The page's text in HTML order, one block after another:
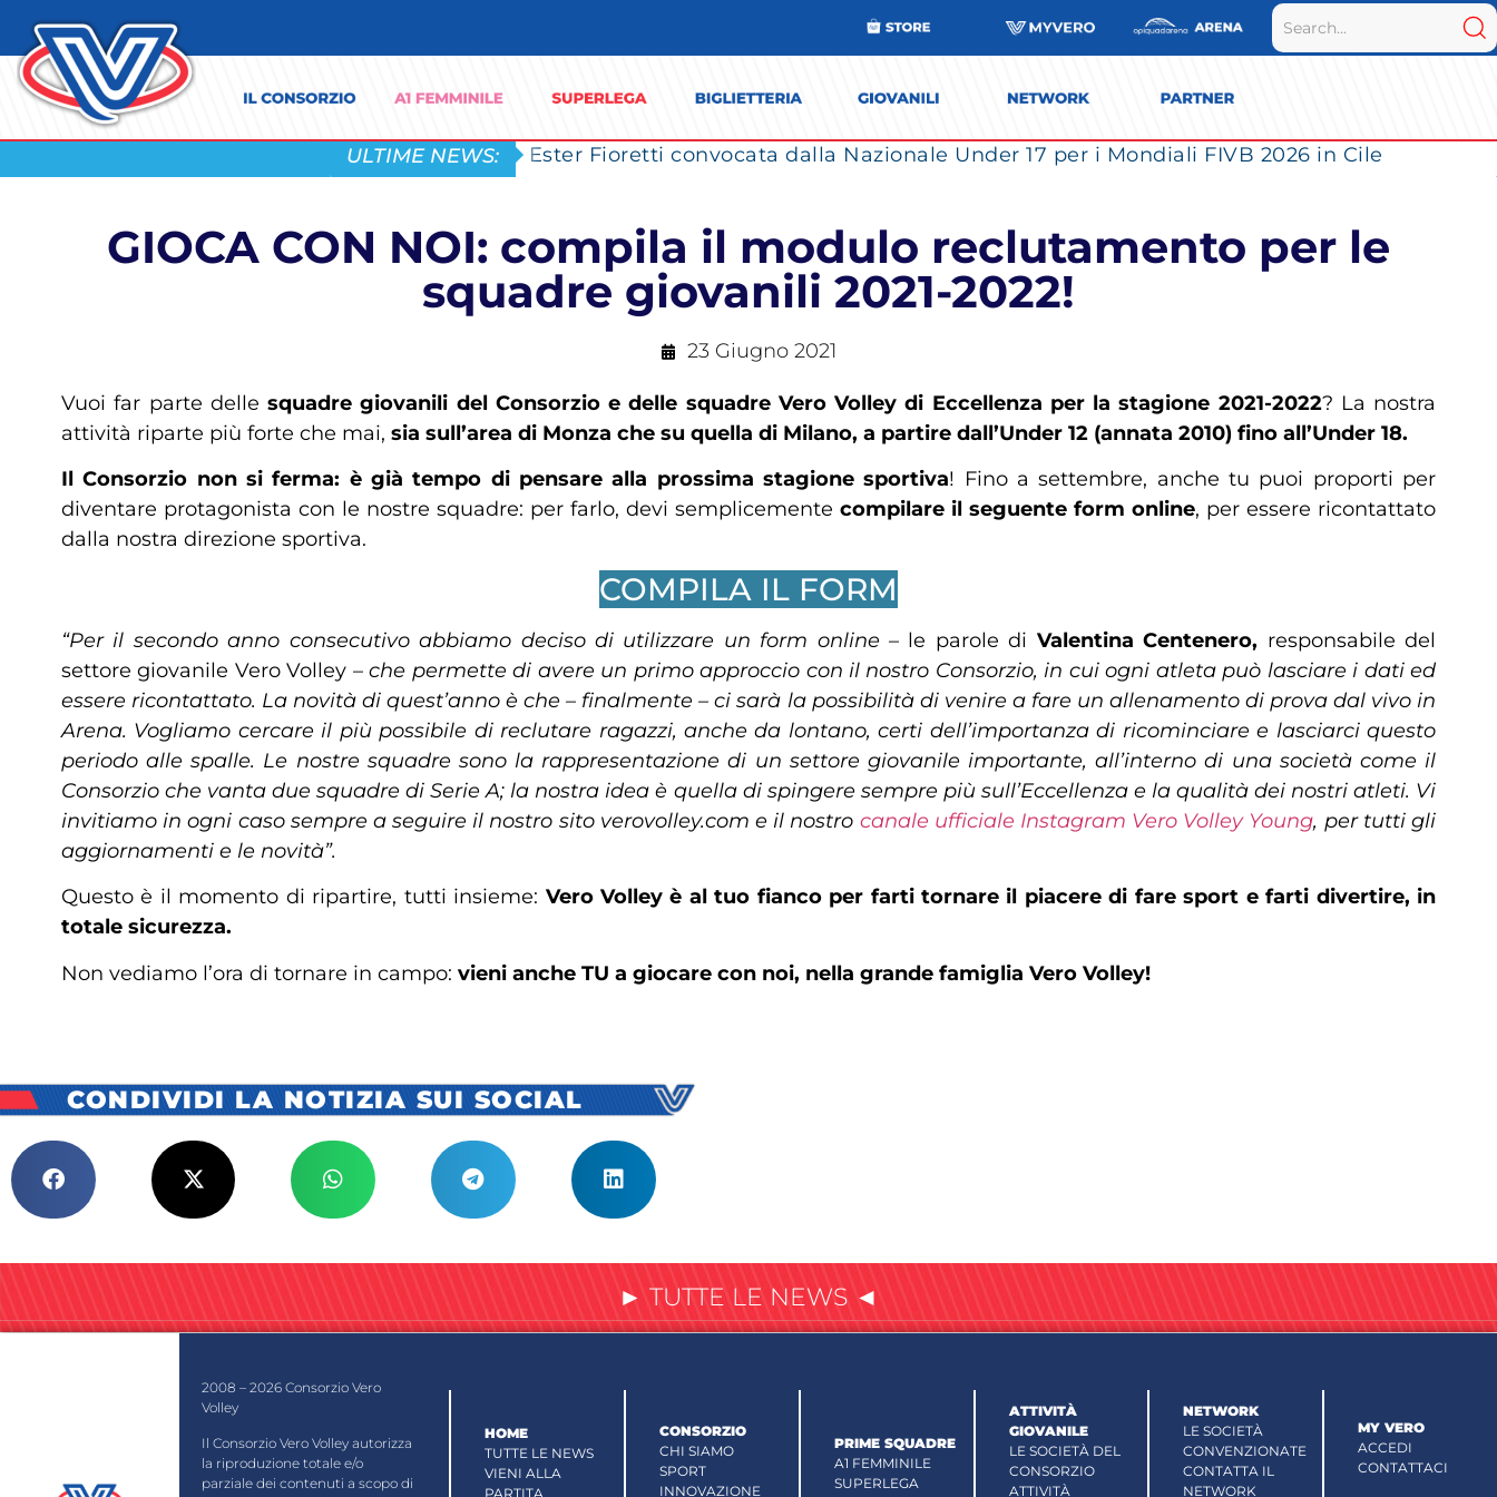
ULTIME NEWS: Ester Fioretti convocata dalla Nazionale Under 17 per i Mondiali FIVB 2026 in Cile
GIOCA CON NOI: compila il modulo reclutamento per le
squadre giovanili 2021-2022!
23 Giugno 2021
Vuoi far parte delle squadre giovanili del Consorzio e delle squadre Vero Volley di Eccellenza per la stagione 2021-2022? La nostra
attività riparte più forte che mai, sia sull’area di Monza che su quella di Milano, a partire dall’Under 12 (annata 2010) fino all’Under 18.
Il Consorzio non si ferma: è già tempo di pensare alla prossima stagione sportiva! Fino a settembre, anche tu puoi proporti per
diventare protagonista con le nostre squadre: per farlo, devi semplicemente compilare il seguente form online, per essere ricontattato
dalla nostra direzione sportiva.
COMPILA IL FORM
“Per il secondo anno consecutivo abbiamo deciso di utilizzare un form online – le parole di Valentina Centenero, responsabile del
settore giovanile Vero Volley –che permette di avere un primo approccio con il nostro Consorzio, in cui ogni atleta può lasciare i dati ed
essere ricontattato. La novità di quest’anno è che – finalmente – ci sarà la possibilità di venire a fare un allenamento di prova dal vivo in
Arena. Vogliamo cercare il più possibile di reclutare ragazzi, anche da lontano, certi dell’importanza di ricominciare e lasciarci questo
periodo alle spalle. Le nostre squadre sono la rappresentazione di un settore giovanile importante, all’interno di una società come il
Consorzio che vanta due squadre di Serie A; la nostra idea è quella di spingere sempre più sull’Eccellenza e la qualità dei nostri atleti. Vi
invitiamo in ogni caso sempre a seguire il nostro sito verovolley.com e il nostro canale ufficiale Instagram Vero Volley Young, per tutti gli
aggiornamenti e le novità”.
Questo è il momento di ripartire, tutti insieme: Vero Volley è al tuo fianco per farti tornare il piacere di fare sport e farti divertire, in
totale sicurezza.
Non vediamo l’ora di tornare in campo: vieni anche TU a giocare con noi, nella grande famiglia Vero Volley!
CONDIVIDI LA NOTIZIA SUI SOCIAL
► TUTTE LE NEWS ◄
2008 – 2026 Consorzio Vero
Volley
Il Consorzio Vero Volley autorizza
la riproduzione totale e/o
parziale dei contenuti a scopo di
HOME
TUTTE LE NEWS
VIENI ALLA
PARTITA
CONSORZIO
CHI SIAMO
SPORT
INNOVAZIONE
PRIME SQUADRE
A1 FEMMINILE
SUPERLEGA
ATTIVITÀ
GIOVANILE
LE SOCIETÀ DEL
CONSORZIO
ATTIVITÀ
NETWORK
LE SOCIETÀ
CONVENZIONATE
CONTATTA IL
NETWORK
MY VERO
ACCEDI
CONTATTACI